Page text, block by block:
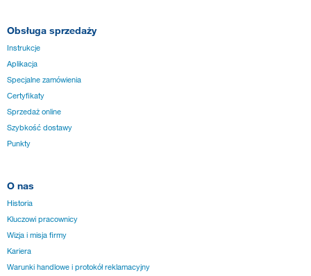
Obsługa sprzedaży
Instrukcje
Aplikacja
Specjalne zamówienia
Certyfikaty
Sprzedaż online
Szybkość dostawy
Punkty
O nas
Historia
Kluczowi pracownicy
Wizja i misja firmy
Kariera
Warunki handlowe i protokół reklamacyjny